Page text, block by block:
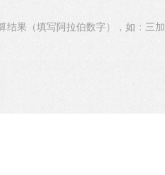
结果（填写阿拉伯数字），如：三